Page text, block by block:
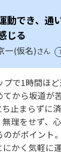
動でき、通
じる
一(仮名)さん
で1時間ほ
てから坂道が
止まらずに
理をせず、
のがポイント
かく気軽に